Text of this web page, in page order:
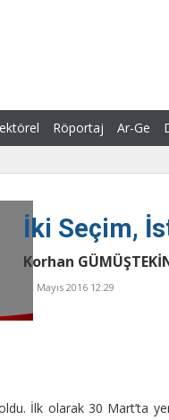
Röportaj Ar-Ge
İki Seçim,
Korhan
02 Mayıs 2016 12:29
İlk olarak 30 Mart’ta